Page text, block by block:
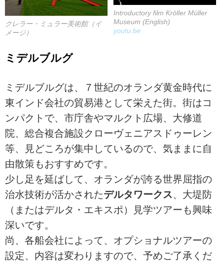
クレラー・ミュラー美術館（イ
メージ）
Introductory film Kröller Müller
Museum (English)
youtu.be
ミデルブルグ
ミデルブルグは、７世紀のオランダ黄金時代に
東インド会社の貿易港として栄えた街。街はコ
ンパクトで、市庁舎やマルクト広場、大修道
院、総合複合施設クローヴェニアスドゥーレン
等、見どころが集中しているので、気ままに自
由散策もおすすめです。
少し足を延ばして、オランダが誇る世界屈指の
治水技術が活かされたデルタワークス、大堤防
（またはデルタ・エキスポ）見学ツアーも興味
深いです。
尚、各船会社によって、オプショナルツアーの
設定、内容は変わりますので、予めご了承くだ